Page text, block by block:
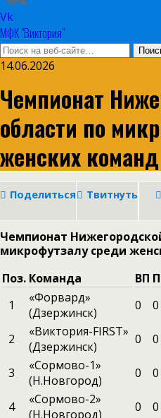
Vk
МФК "Виктория"
14.06.2026
Чемпионат
области по
женских команд
Поделиться Твитнуть
Чемпионат
микрофутзалу среди
Поз. Команда ВП
1
«Форвард»
(Дзержинск)
0 0
2
«Виктория-FIRST»
(Дзержинск)
0 0
3
«Сормово-1»
(Н.Новгород)
0 0
4
«Сормово-2»
(Н.Новгород)
0 0